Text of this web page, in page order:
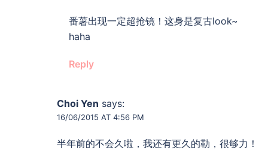
番薯出现一定超抢镜！这身是复古look~
haha
Reply
Choi Yen says:
16/06/2015 AT 4:56 PM
半年前的不会久啦，我还有更久的勒，很够力！